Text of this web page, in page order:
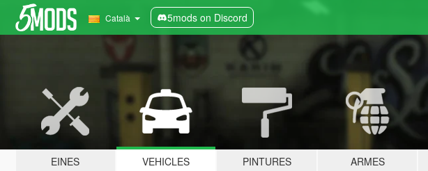
Català 5mods on Discord
EINES VEHICLES PINTURES ARMES